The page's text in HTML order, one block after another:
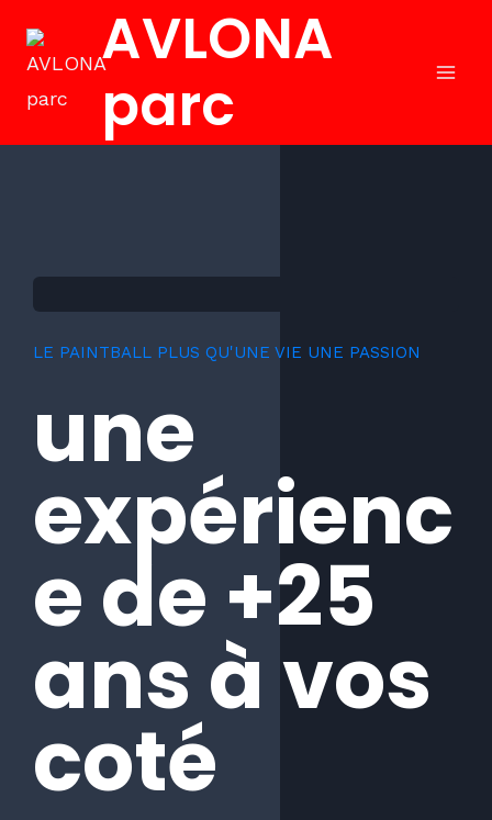
AVLONA
parc
LE PAINTBALL PLUS QU'UNE VIE UNE PASSION
une
expérienc
e de +25
ans à vos
coté